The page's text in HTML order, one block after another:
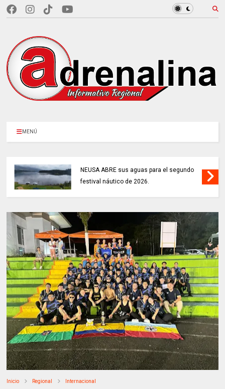
MENÚ
NEUSA ABRE sus aguas para el segundo
festival náutico de 2026.
Inicio Regional Internacional